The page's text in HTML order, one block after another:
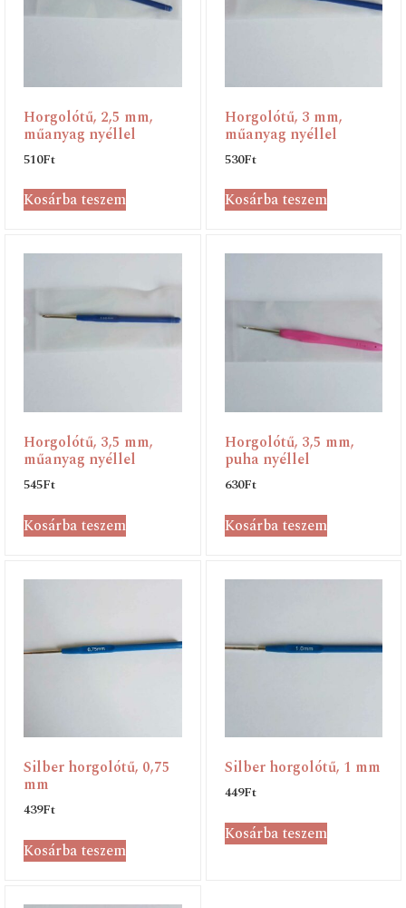
Horgolótű, 2,5 mm,
műanyag nyéllel
510Ft
Kosárba teszem
Horgolótű, 3 mm,
műanyag nyéllel
530Ft
Kosárba teszem
Horgolótű, 3,5 mm,
műanyag nyéllel
545Ft
Kosárba teszem
Horgolótű, 3,5 mm,
puha nyéllel
630Ft
Kosárba teszem
Silber horgolótű, 0,75
mm
439Ft
Kosárba teszem
Silber horgolótű, 1 mm
449Ft
Kosárba teszem